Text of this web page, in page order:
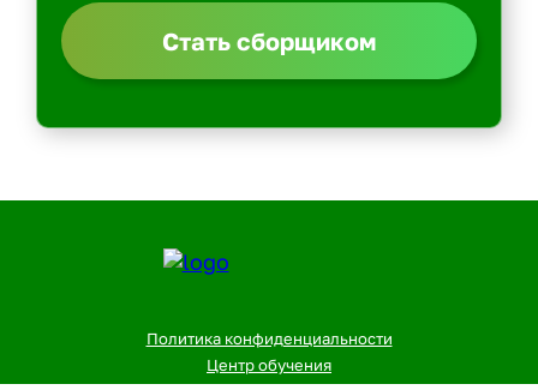
Стать сборщиком
Политика конфиденциальности
Центр обучения